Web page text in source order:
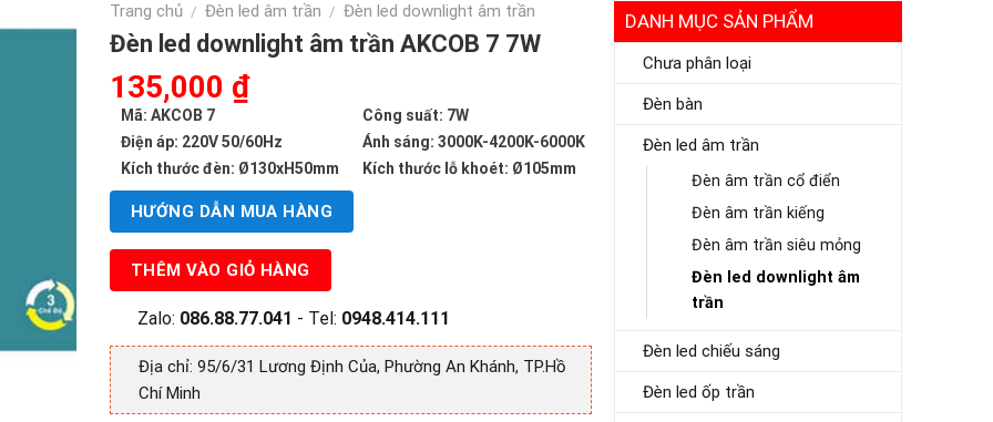
DANH MỤC SẢN PHẨM
Chưa phân loại
Đèn bàn
Đèn led âm trần
Đèn âm trần cổ điển
Đèn âm trần kiếng
Đèn âm trần siêu mỏng
Đèn led downlight âm
trần
Đèn led chiếu sáng
Đèn led ốp trần
Trang chủ / Đèn led âm trần / Đèn led downlight âm trần
Đèn led downlight âm trần AKCOB 7 7W
Giá
gốc
là:
250,000 ₫.
135,000 ₫Giá
tại
là:
135,000 ₫.
Mã: AKCOB 7
Công suất: 7W
Điện áp: 220V 50/60Hz
Ánh sáng: 3000K-4200K-6000K
Kích thước đèn: Ø130xH50mm
Kích thước lỗ khoét: Ø105mm
HƯỚNG DẪN MUA HÀNG
THÊM VÀO GIỎ HÀNG
Zalo: 086.88.77.041 - Tel: 0948.414.111
Địa chỉ: 95/6/31 Lương Định Của, Phường An Khánh, TP.Hồ
Chí Minh